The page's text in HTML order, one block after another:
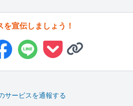
を宣伝しましょう！
サービスを通報する